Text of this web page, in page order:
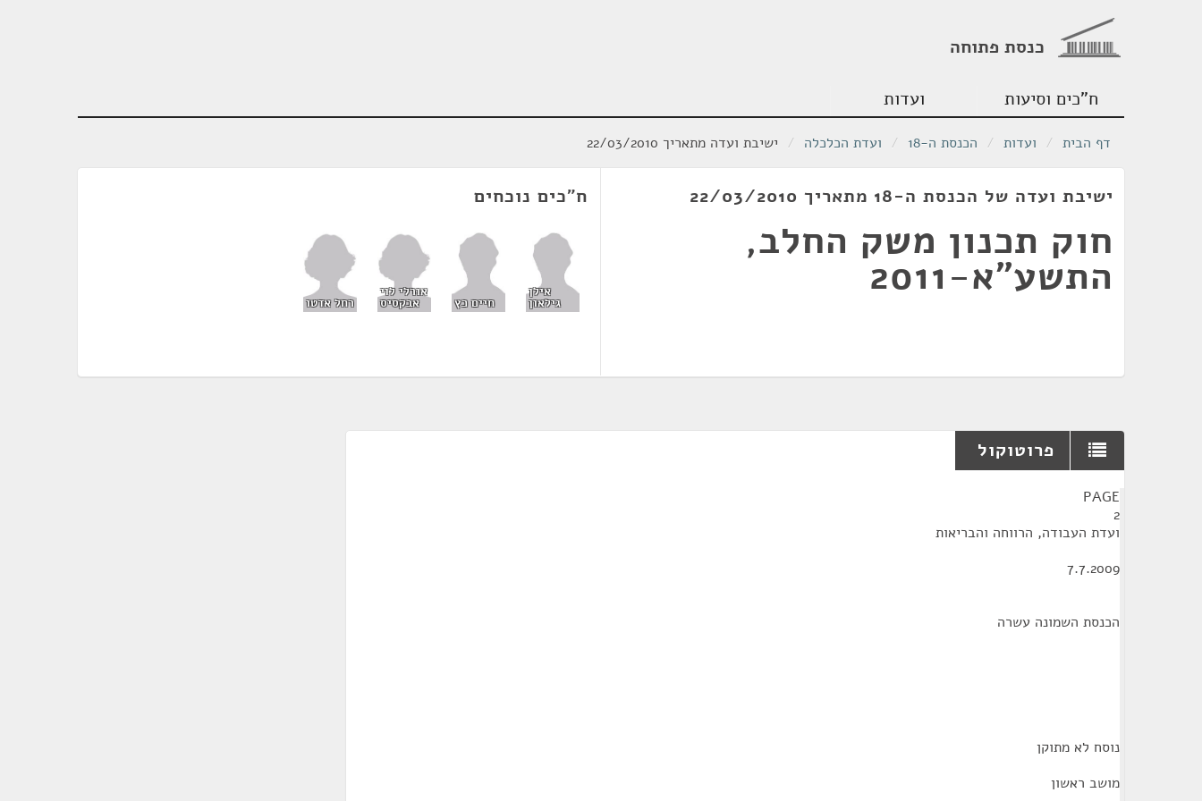
כנסת פתוחה
ח"כים וסיעות ועדות
דף הבית / ועדות / הכנסת ה-18 / ועדת הכלכלה / ישיבת ועדה מתאריך 22/03/2010
ישיבת ועדה של הכנסת ה-18 מתאריך 22/03/2010
חוק תכנון משק החלב,
התשע"א-2011
ח"כים נוכחים
אילן
גילאון חיים כץ
אורלי לוי
אבקסיס רחל אדטו
פרוטוקול
PAGE
2
ועדת העבודה, הרווחה והבריאות
7.7.2009
הכנסת השמונה עשרה
נוסח לא מתוקן
מושב ראשון